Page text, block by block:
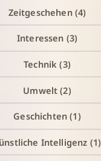
Zeitgeschehen (4)
Interessen (3)
Technik (3)
Umwelt (2)
Geschichten (1)
Intelligenz (1)